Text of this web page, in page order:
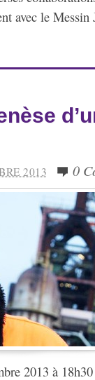
avec le
2013 0
2013 à